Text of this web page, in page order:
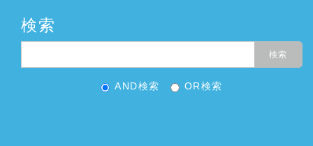
検索
AND検索 OR検索